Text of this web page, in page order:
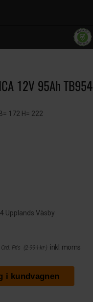
12V 95Ah TB954
172 H= 222
Upplands Väsby
Ord. Pris (2 991 kr ) inkl. moms
i kundvagnen